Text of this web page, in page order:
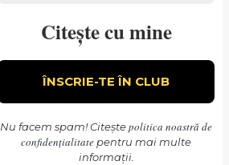
Citește cu mine
Nu facem spam! Citeștepolitica noastră de
confidențialitate pentru mai multe
informații.